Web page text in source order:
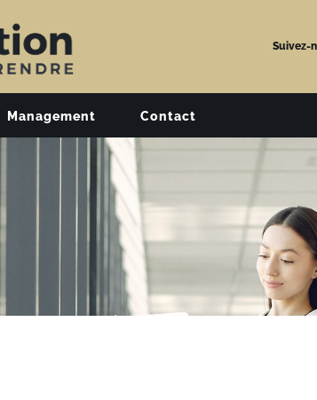
Suivez-
Management Contact